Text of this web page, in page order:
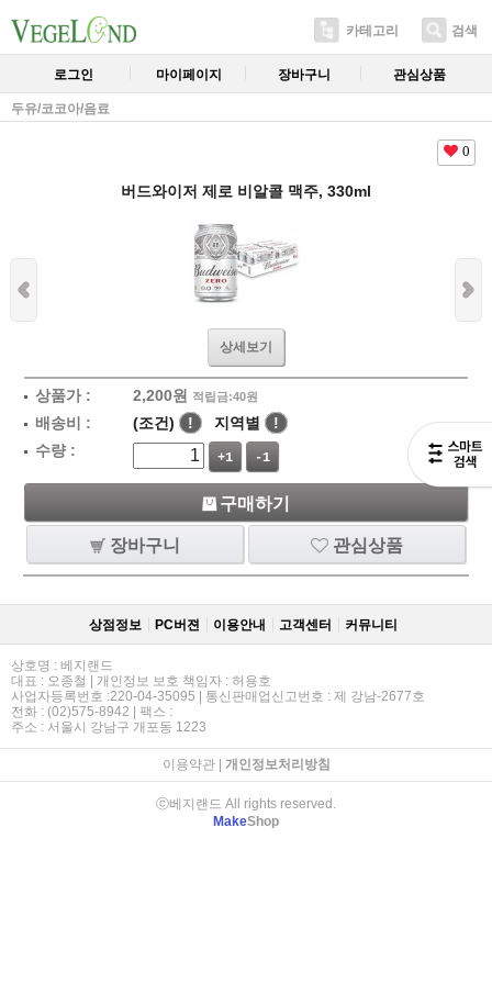
카테고리 검색
로그인 마이페이지 장바구니 관심상품
두유/코코아/음료
0
버드와이저 제로 비알콜 맥주, 330ml
상세보기
상품가 : 2,200원 적립금:40원
배송비 : (조건) ! 지역별
!
수량 :
+1 -1
구매하기
장바구니 관심상품
상점정보 PC버젼 이용안내 고객센터 커뮤니티
상호명 : 베지랜드
대표 : 오종철 | 개인정보 보호 책임자 : 허용호
사업자등록번호 :220-04-35095 | 통신판매업신고번호 : 제 강남-2677호
전화 : (02)575-8942 | 팩스 :
주소 : 서울시 강남구 개포동 1223
이용약관| 개인정보처리방침
ⓒ베지랜드 All rights reserved.
MakeShop